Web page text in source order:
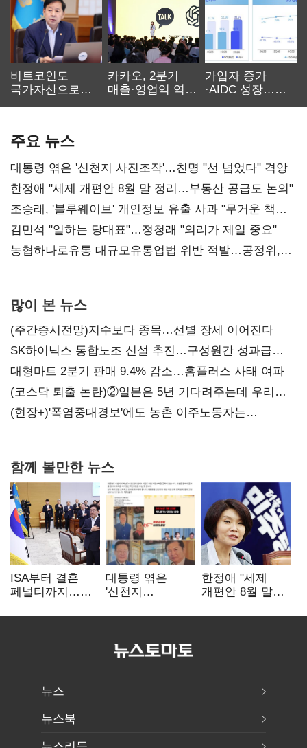
비트코인도
국가자산으로…'
카카오, 2분기
매출·영업익 역대
가입자 증가
·AIDC 성장…
주요 뉴스
대통령 엮은 '신천지 사진조작'…친명 "선 넘었다" 격앙
한정애 "세제 개편안 8월 말 정리…부동산 공급도 논의"
조승래, '블루웨이브' 개인정보 유출 사과 "무거운 책임
통감"
김민석 "일하는 당대표"…정청래 "의리가 제일 중요"
농협하나로유통 대규모유통업법 위반 적발…공정위,
많이 본 뉴스
(주간증시전망)지수보다 종목…선별 장세 이어진다
SK하이닉스 통합노조 신설 추진…구성원간 성과급
불만 확산
대형마트 2분기 판매 9.4% 감소…홈플러스 사태 여파
(코스닥 퇴출 논란)②일본은 5년 기다려주는데 우리는
당장 퇴출?…시간만으론 부족한 코스닥 구하기
(현장+)'폭염중대경보'에도 농촌 이주노동자는
함께 볼만한 뉴스
ISA부터 결혼
페널티까지…
하락에 '청년
대통령 엮은
'신천지
"선 넘었다" 격앙
한정애 "세제
개편안 8월 말
공급도 논의"
뉴스
뉴스북